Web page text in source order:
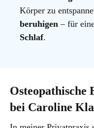
Körper zu
beruhigen – für
Schlaf.
Osteopathische
bei Caroline